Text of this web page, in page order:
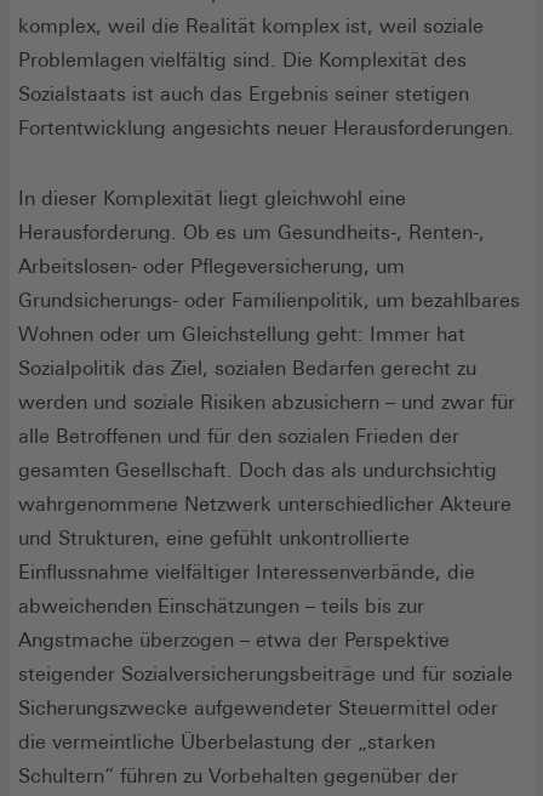
komplex, weil die Realität komplex ist, weil soziale
Problemlagen vielfältig sind. Die Komplexität des
Sozialstaats ist auch das Ergebnis seiner stetigen
Fortentwicklung angesichts neuer Herausforderungen.
In dieser Komplexität liegt gleichwohl eine
Herausforderung. Ob es um Gesundheits-, Renten-,
Arbeitslosen- oder Pflegeversicherung, um
Grundsicherungs- oder Familienpolitik, um bezahlbares
Wohnen oder um Gleichstellung geht: Immer hat
Sozialpolitik das Ziel, sozialen Bedarfen gerecht zu
werden und soziale Risiken abzusichern – und zwar für
alle Betroffenen und für den sozialen Frieden der
gesamten Gesellschaft. Doch das als undurchsichtig
wahrgenommene Netzwerk unterschiedlicher Akteure
und Strukturen, eine gefühlt unkontrollierte
Einflussnahme vielfältiger Interessenverbände, die
abweichenden Einschätzungen – teils bis zur
Angstmache überzogen – etwa der Perspektive
steigender Sozialversicherungsbeiträge und für soziale
Sicherungszwecke aufgewendeter Steuermittel oder
die vermeintliche Überbelastung der „starken
Schultern“ führen zu Vorbehalten gegenüber der